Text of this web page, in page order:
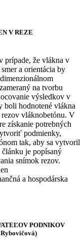
V REZE
prípade, že vlákna v
a orientácia by
na tvorbu
výsledkov v
boli hodnotené vlákna
vláknobetónu. V
získanie potrebných
podmienky,
tak, aby sa vytvoril
je popísaný
snímok rezov.
a hospodárska
PODNIKOV